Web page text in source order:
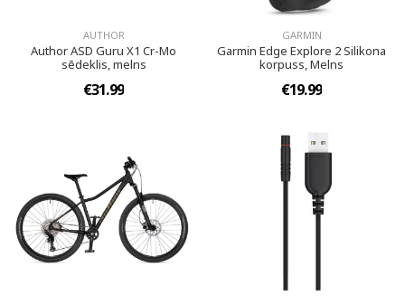
AUTHOR
Author ASD Guru X1 Cr-Mo
sēdeklis, melns
€31.99
GARMIN
Garmin Edge Explore 2 Silikona
korpuss, Melns
€19.99